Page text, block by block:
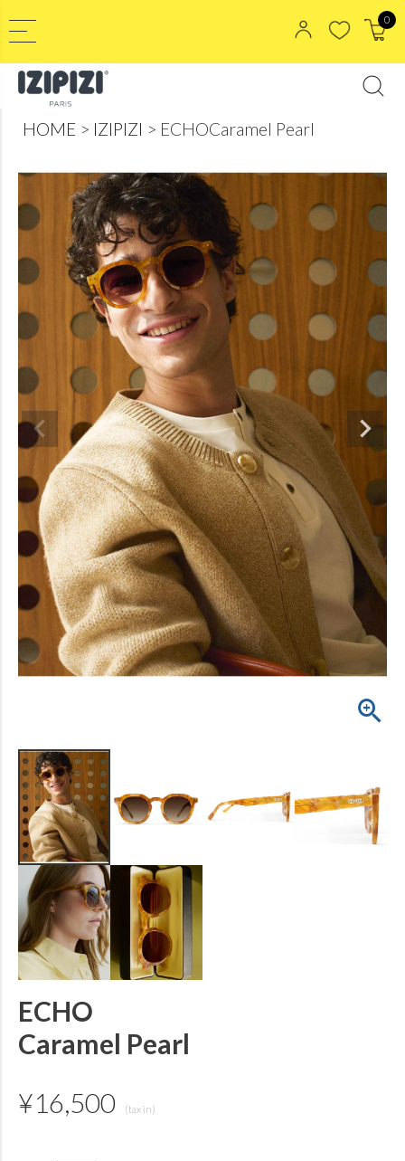
0
HOME IZIPIZI ECHOCaramel Pearl
ECHO
Caramel Pearl
¥16,500